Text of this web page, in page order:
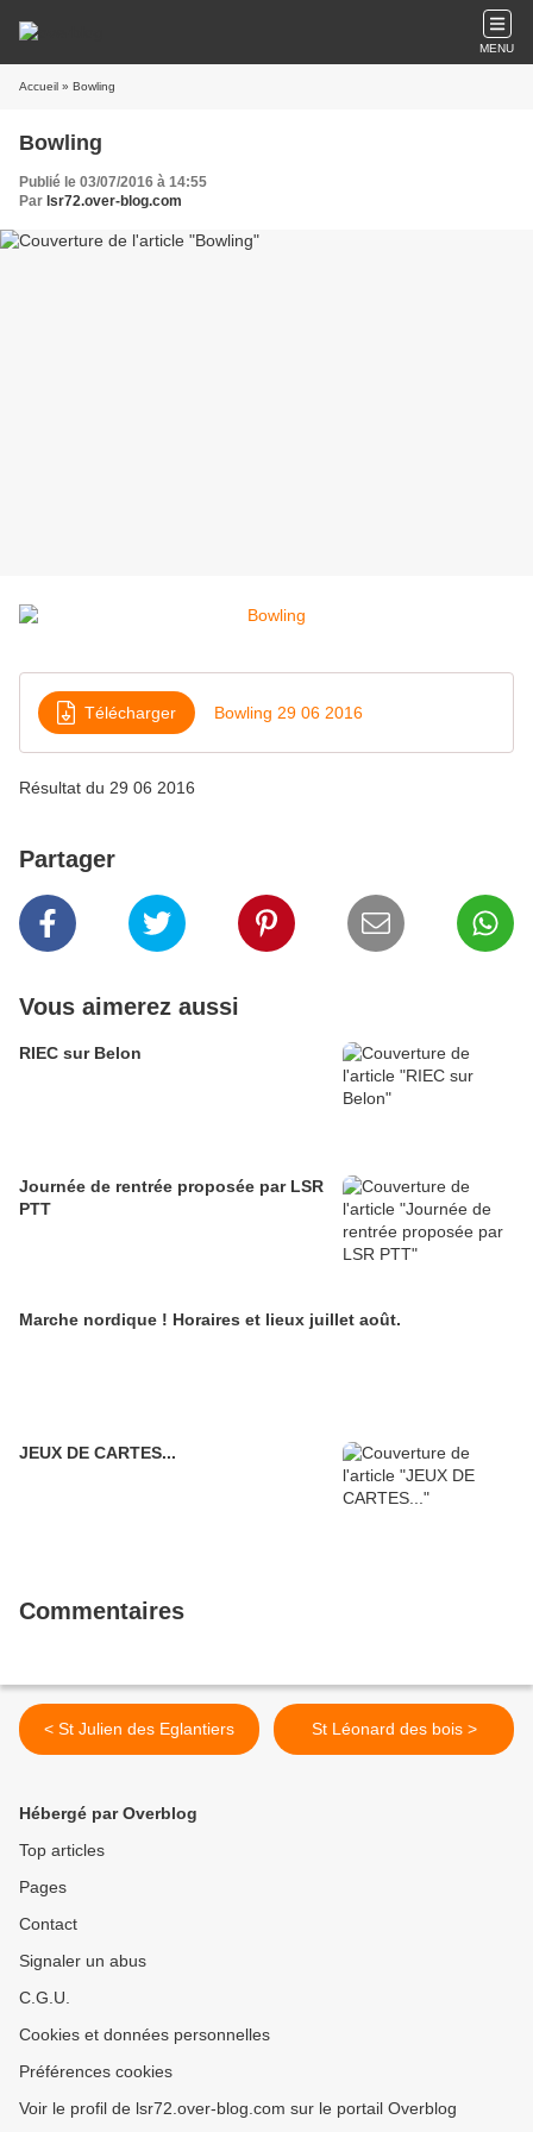
MENU
Accueil » Bowling
Bowling
Publié le 03/07/2016 à 14:55
Par lsr72.over-blog.com
Télécharger Bowling 29 06 2016
Résultat du 29 06 2016
Partager
Vous aimerez aussi
RIEC sur Belon
Journée de rentrée proposée par LSR
PTT
Marche nordique ! Horaires et lieux juillet août.
JEUX DE CARTES...
Commentaires
< St Julien des Eglantiers St Léonard des bois >
Hébergé par Overblog
Top articles
Pages
Contact
Signaler un abus
C.G.U.
Cookies et données personnelles
Préférences cookies
Voir le profil de lsr72.over-blog.com sur le portail Overblog